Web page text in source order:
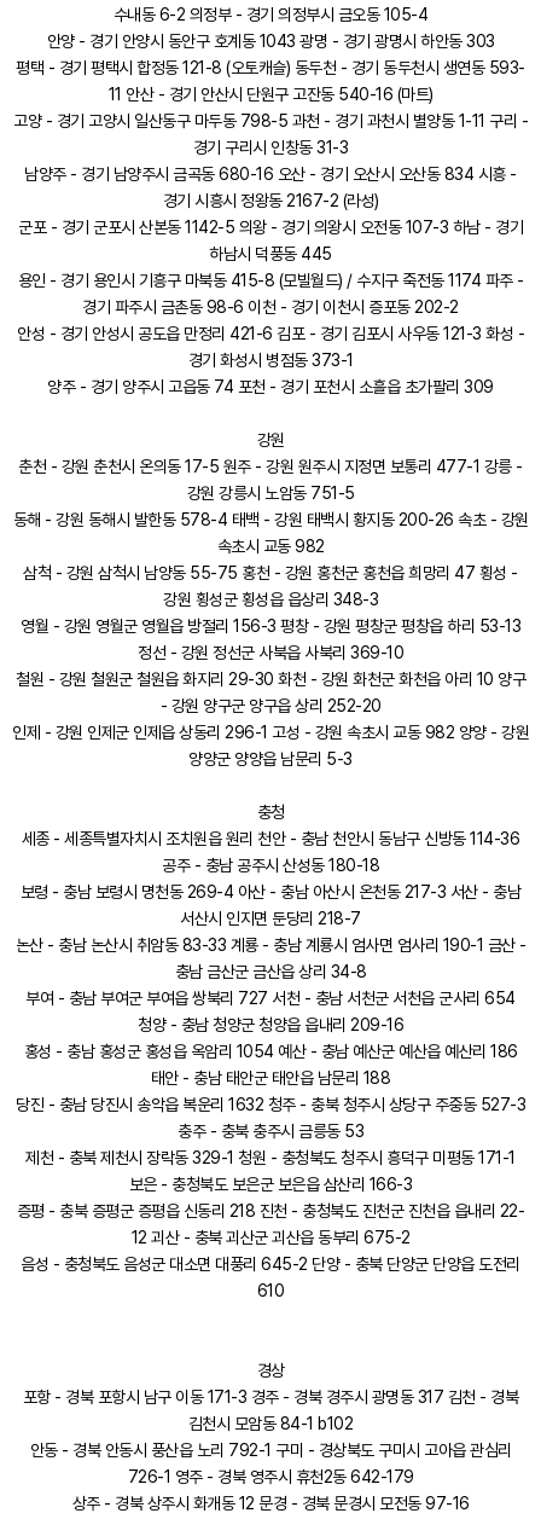
수내동 6-2 의정부 - 경기 의정부시 금오동 105-4
안양 - 경기 안양시 동안구 호계동 1043 광명 - 경기 광명시 하안동 303
평택 - 경기 평택시 합정동 121-8 (오토캐슬) 동두천 - 경기 동두천시 생연동 593-
11 안산 - 경기 안산시 단원구 고잔동 540-16 (마트)
고양 - 경기 고양시 일산동구 마두동 798-5 과천 - 경기 과천시 별양동 1-11 구리 -
경기 구리시 인창동 31-3
남양주 - 경기 남양주시 금곡동 680-16 오산 - 경기 오산시 오산동 834 시흥 -
경기 시흥시 정왕동 2167-2 (라성)
군포 - 경기 군포시 산본동 1142-5 의왕 - 경기 의왕시 오전동 107-3 하남 - 경기
하남시 덕풍동 445
용인 - 경기 용인시 기흥구 마북동 415-8 (모빌월드) / 수지구 죽전동 1174 파주 -
경기 파주시 금촌동 98-6 이천 - 경기 이천시 증포동 202-2
안성 - 경기 안성시 공도읍 만정리 421-6 김포 - 경기 김포시 사우동 121-3 화성 -
경기 화성시 병점동 373-1
양주 - 경기 양주시 고읍동 74 포천 - 경기 포천시 소흘읍 초가팔리 309
강원
춘천 - 강원 춘천시 온의동 17-5 원주 - 강원 원주시 지정면 보통리 477-1 강릉 -
강원 강릉시 노암동 751-5
동해 - 강원 동해시 발한동 578-4 태백 - 강원 태백시 황지동 200-26 속초 - 강원
속초시 교동 982
삼척 - 강원 삼척시 남양동 55-75 홍천 - 강원 홍천군 홍천읍 희망리 47 횡성 -
강원 횡성군 횡성읍 읍상리 348-3
영월 - 강원 영월군 영월읍 방절리 156-3 평창 - 강원 평창군 평창읍 하리 53-13
정선 - 강원 정선군 사북읍 사북리 369-10
철원 - 강원 철원군 철원읍 화지리 29-30 화천 - 강원 화천군 화천읍 아리 10 양구
- 강원 양구군 양구읍 상리 252-20
인제 - 강원 인제군 인제읍 상동리 296-1 고성 - 강원 속초시 교동 982 양양 - 강원
양양군 양양읍 남문리 5-3
충청
세종 - 세종특별자치시 조치원읍 원리 천안 - 충남 천안시 동남구 신방동 114-36
공주 - 충남 공주시 산성동 180-18
보령 - 충남 보령시 명천동 269-4 아산 - 충남 아산시 온천동 217-3 서산 - 충남
서산시 인지면 둔당리 218-7
논산 - 충남 논산시 취암동 83-33 계룡 - 충남 계룡시 엄사면 엄사리 190-1 금산 -
충남 금산군 금산읍 상리 34-8
부여 - 충남 부여군 부여읍 쌍북리 727 서천 - 충남 서천군 서천읍 군사리 654
청양 - 충남 청양군 청양읍 읍내리 209-16
홍성 - 충남 홍성군 홍성읍 옥암리 1054 예산 - 충남 예산군 예산읍 예산리 186
태안 - 충남 태안군 태안읍 남문리 188
당진 - 충남 당진시 송악읍 복운리 1632 청주 - 충북 청주시 상당구 주중동 527-3
충주 - 충북 충주시 금릉동 53
제천 - 충북 제천시 장락동 329-1 청원 - 충청북도 청주시 흥덕구 미평동 171-1
보은 - 충청북도 보은군 보은읍 삼산리 166-3
증평 - 충북 증평군 증평읍 신동리 218 진천 - 충청북도 진천군 진천읍 읍내리 22-
12 괴산 - 충북 괴산군 괴산읍 동부리 675-2
음성 - 충청북도 음성군 대소면 대풍리 645-2 단양 - 충북 단양군 단양읍 도전리
610
경상
포항 - 경북 포항시 남구 이동 171-3 경주 - 경북 경주시 광명동 317 김천 - 경북
김천시 모암동 84-1 b102
안동 - 경북 안동시 풍산읍 노리 792-1 구미 - 경상북도 구미시 고아읍 관심리
726-1 영주 - 경북 영주시 휴천2동 642-179
상주 - 경북 상주시 화개동 12 문경 - 경북 문경시 모전동 97-16